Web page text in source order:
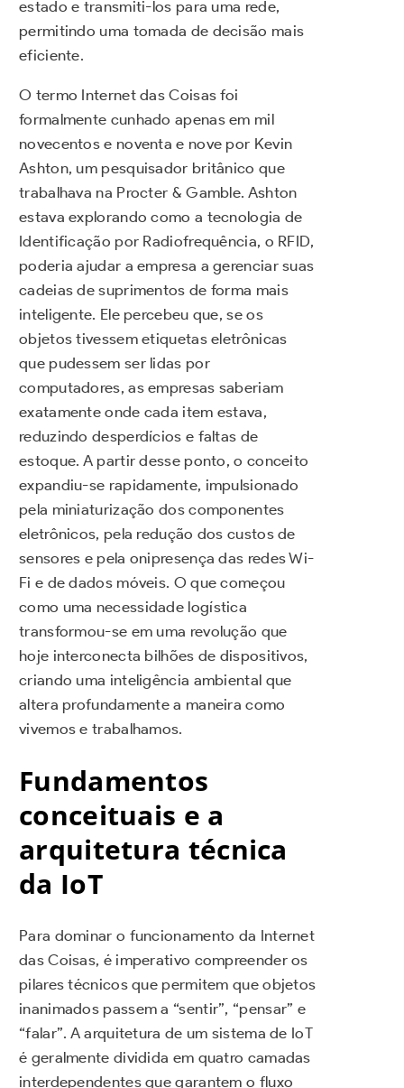
estado e transmiti-los para uma rede,
permitindo uma tomada de decisão mais
eficiente.
O termo Internet das Coisas foi
formalmente cunhado apenas em mil
novecentos e noventa e nove por Kevin
Ashton, um pesquisador britânico que
trabalhava na Procter & Gamble. Ashton
estava explorando como a tecnologia de
Identificação por Radiofrequência, o RFID,
poderia ajudar a empresa a gerenciar suas
cadeias de suprimentos de forma mais
inteligente. Ele percebeu que, se os
objetos tivessem etiquetas eletrônicas
que pudessem ser lidas por
computadores, as empresas saberiam
exatamente onde cada item estava,
reduzindo desperdícios e faltas de
estoque. A partir desse ponto, o conceito
expandiu-se rapidamente, impulsionado
pela miniaturização dos componentes
eletrônicos, pela redução dos custos de
sensores e pela onipresença das redes Wi-
Fi e de dados móveis. O que começou
como uma necessidade logística
transformou-se em uma revolução que
hoje interconecta bilhões de dispositivos,
criando uma inteligência ambiental que
altera profundamente a maneira como
vivemos e trabalhamos.
Fundamentos
conceituais e a
arquitetura técnica
da IoT
Para dominar o funcionamento da Internet
das Coisas, é imperativo compreender os
pilares técnicos que permitem que objetos
inanimados passem a “sentir”, “pensar” e
“falar”. A arquitetura de um sistema de IoT
é geralmente dividida em quatro camadas
interdependentes que garantem o fluxo